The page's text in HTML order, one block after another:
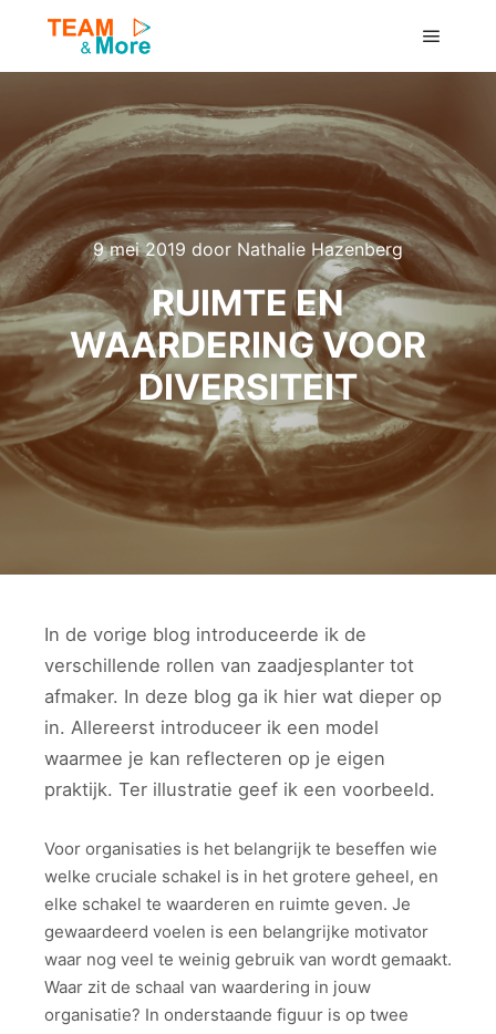
9 mei 2019 door Nathalie Hazenberg
RUIMTE EN
WAARDERING VOOR
DIVERSITEIT
In de vorige blog introduceerde ik de
verschillende rollen van zaadjesplanter tot
afmaker. In deze blog ga ik hier wat dieper op
in. Allereerst introduceer ik een model
waarmee je kan reflecteren op je eigen
praktijk. Ter illustratie geef ik een voorbeeld.
Voor organisaties is het belangrijk te beseffen wie
welke cruciale schakel is in het grotere geheel, en
elke schakel te waarderen en ruimte geven. Je
gewaardeerd voelen is een belangrijke motivator
waar nog veel te weinig gebruik van wordt gemaakt.
Waar zit de schaal van waardering in jouw
organisatie? In onderstaande figuur is op twee